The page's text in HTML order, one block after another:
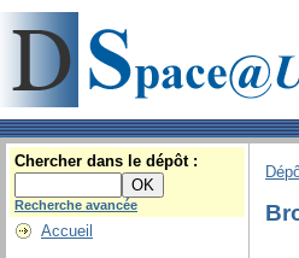
Chercher dans le dépôt :
Recherche avancée
Accueil